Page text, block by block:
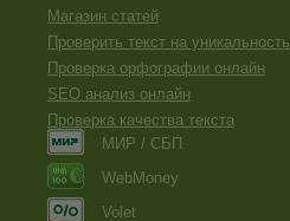
Магазин статей
Проверить текст на уникальность
Проверка орфографии онлайн
SEO анализ онлайн
Проверка качества текста
МИР / СБП
WebMoney
Volet